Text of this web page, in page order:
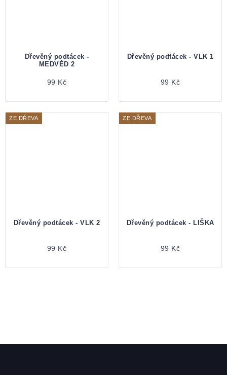
Dřevěný podtácek -
MEDVĚD 2
99 Kč
Dřevěný podtácek - VLK 1
99 Kč
ZE DŘEVA
Dřevěný podtácek - VLK 2
99 Kč
ZE DŘEVA
Dřevěný podtácek - LIŠKA
99 Kč